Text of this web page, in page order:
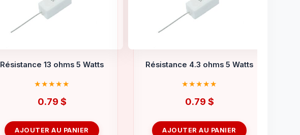
Résistance 13 ohms 5 Watts
0.79 $
AJOUTER AU PANIER
Résistance 4.3 ohms 5 Watts
0.79 $
AJOUTER AU PANIER